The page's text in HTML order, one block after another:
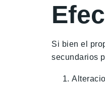
Si bien el
secundarios